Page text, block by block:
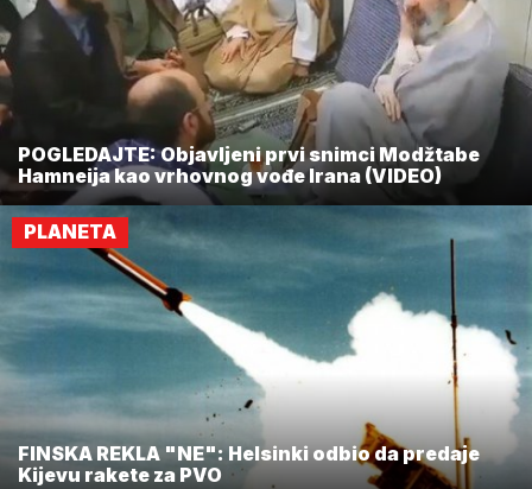
POGLEDAJTE: Objavljeni prvi snimci Modžtabe
Hamneija kao vrhovnog vođe Irana (VIDEO)
PLANETA
FINSKA REKLA "NE": Helsinki odbio da predaje
Kijevu rakete za PVO